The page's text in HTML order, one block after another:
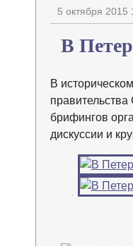
5 октября 2015
В
В
брифингов
дискуссии и
←